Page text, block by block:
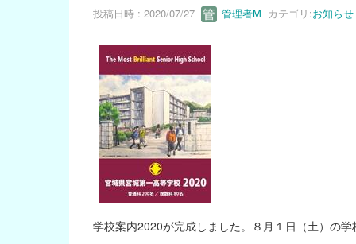
投稿日時 : 2020/07/27 管理者M カテゴリ:お知らせ
学校案内2020が完成しました。８月１日（土）の学